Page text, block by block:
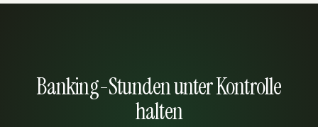
Banking-Stunden unter Kontrolle
halten